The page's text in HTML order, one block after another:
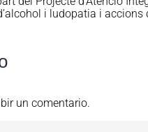
i ludopatia i
un comentario.